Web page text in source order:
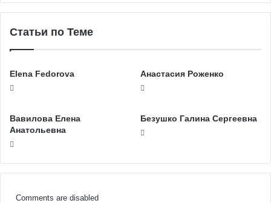
Статьи по Теме
Elena Fedorova Анастасия Роженко
Вавилова Елена
Анатольевна
Безушко Галина Сергеевна
Comments are disabled